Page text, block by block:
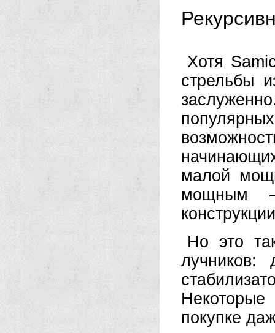
Хотя
стрельбы
малой
мощным —
Но это
лучников:
покупке